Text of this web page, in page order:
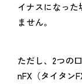
イナスになっ
ません。
ただし、2つの
nFX（タイタン